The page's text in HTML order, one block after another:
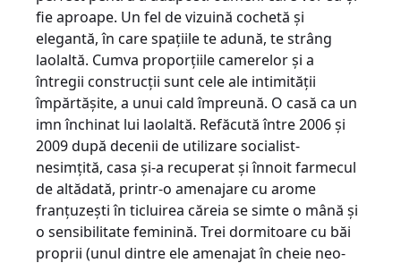
fie aproape. Un fel de vizuină cochetă şi
elegantă, în care spaţiile te adună, te strâng
laolaltă. Cumva proporţiile camerelor şi a
întregii construcţii sunt cele ale intimităţii
împărtăşite, a unui cald împreună. O casă ca un
imn închinat lui laolaltă. Refăcută între 2006 şi
2009 după decenii de utilizare socialist-
nesimţită, casa şi-a recuperat şi înnoit farmecul
de altădată, printr-o amenajare cu arome
franţuzeşti în ticluirea căreia se simte o mână şi
o sensibilitate feminină. Trei dormitoare cu băi
proprii (unul dintre ele amenajat în cheie neo-